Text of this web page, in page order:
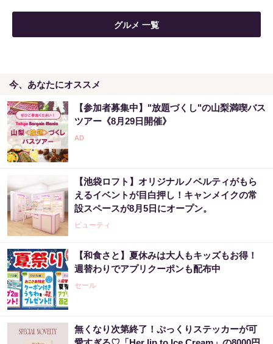
【宝くじ当てたい方限定】もう外れるの、終
わりにしませんか
「え、こんなセールやってたの？」80％OFF
以上が続々登場！Amazonの本気が...
PR（Amazon）
PR（合同会社デジタルファーム ）
グルメ 一覧
今、あなたにオススメ
【参加者募集中】"放題づくし"の山梨満喫バス
ツアー《8月29日開催》
【池袋ロフト】オリジナルノベルティがもら
えるイベントが目白押し！キャンメイクの常
設スペースが8月5日にオープン。
ビューティ
【和食さと】夏休みは大人もキッズもお得！
週替わりでアプリクーポンも配布中
セール
無くなり次第終了！ぷっくりステッカーが可